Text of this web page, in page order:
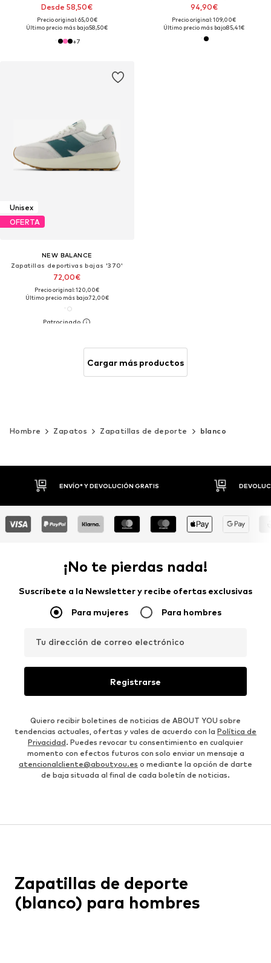
Desde 58,50€
Precio original: 65,00€
Último precio más bajo:58,50€
+7
94,90€
Precio original: 109,00€
Último precio más bajo:85,41€
Unisex
OFERTA
NEW BALANCE
Zapatillas deportivas bajas '370'
72,00€
Precio original: 120,00€
Último precio más bajo:72,00€
Cargar más productos
Hombre Zapatos Zapatillas de deporte blanco
DEVOLUCIONES HASTA 30 DÍAS
¡No te pierdas nada!
Suscríbete a la Newsletter y recibe ofertas exclusivas
Para mujeres Para hombres
Tu dirección de correo electrónico
Registrarse
Quiero recibir boletines de noticias de ABOUT YOU sobre
tendencias actuales, ofertas y vales de acuerdo con la Política de
Privacidad. Puedes revocar tu consentimiento en cualquier
momento con efectos futuros con solo enviar un mensaje a
atencionalcliente@aboutyou.es o mediante la opción de darte
de baja situada al final de cada boletín de noticias.
Zapatillas de deporte
(blanco) para hombres